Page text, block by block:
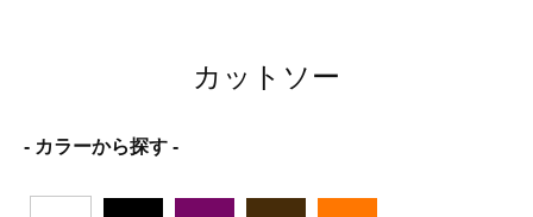
カットソー
- カラーから探す -